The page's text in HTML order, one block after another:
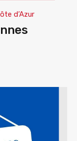
d’Azur